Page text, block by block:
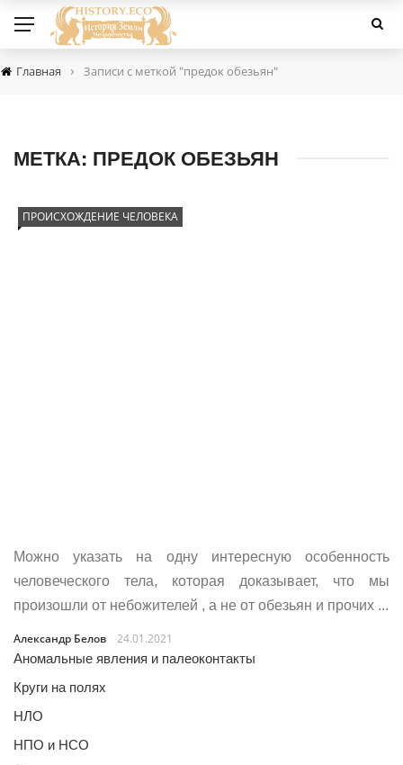
Главная › Записи с меткой "предок обезьян"
МЕТКА: ПРЕДОК ОБЕЗЬЯН
ПРОИСХОЖДЕНИЕ ЧЕЛОВЕКА
Можно указать на одну интересную особенность
человеческого тела, которая доказывает, что мы
произошли от небожителей , а не от обезьян и прочих ...
Александр Белов
24.01.2021
Аномальные явления и палеоконтакты
Круги на полях
НЛО
НПО и НСО